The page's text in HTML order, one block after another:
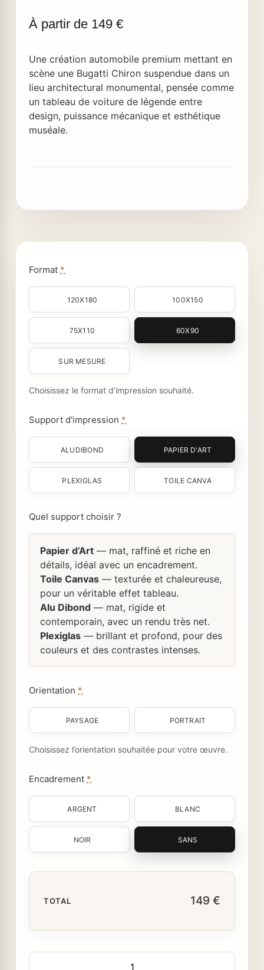
Une création automobile premium mettant en
scène une Bugatti Chiron suspendue dans un
lieu architectural monumental, pensée comme
un tableau de voiture de légende entre
design, puissance mécanique et esthétique
muséale.
Format *
120X180 100X150
75X110 60X90
SUR MESURE
Choisissez le format d’impression souhaité.
Support d'impression *
ALUDIBOND PAPIER D'ART
PLEXIGLAS TOILE CANVA
Quel support choisir ?
Papier d’Art — mat, raffiné et riche en
détails, idéal avec un encadrement.
Toile Canvas — texturée et chaleureuse,
pour un véritable effet tableau.
Alu Dibond — mat, rigide et
contemporain, avec un rendu très net.
Plexiglas — brillant et profond, pour des
couleurs et des contrastes intenses.
Orientation *
PAYSAGE PORTRAIT
Choisissez l’orientation souhaitée pour votre œuvre.
Encadrement *
ARGENT BLANC
NOIR SANS
TOTAL 149 €